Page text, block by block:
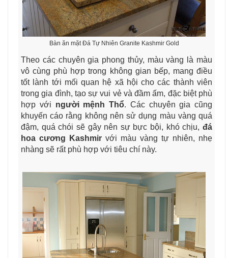
Bàn ăn mặt Đá Tự Nhiên Granite Kashmir Gold
Theo các chuyên gia phong thủy, màu vàng là màu
vô cùng phù hợp trong không gian bếp, mang điều
tốt lành tới mối quan hệ xã hội cho các thành viên
trong gia đình, tạo sự vui vẻ và đầm ấm, đặc biệt phù
hợp với người mệnh Thổ. Các chuyên gia cũng
khuyến cáo rằng không nên sử dụng màu vàng quá
đậm, quá chói sẽ gây nên sự bực bội, khó chịu, đá
hoa cương Kashmir với màu vàng tự nhiên, nhẹ
nhàng sẽ rất phù hợp với tiêu chí này.